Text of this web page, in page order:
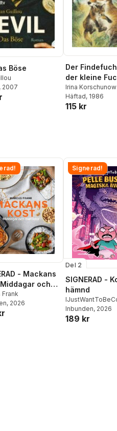
Böse
, 2007
Der
der kleine
Mutter bekam
Irina Korschunow
Häftad, 1986
115 kr
- Mackans
och
Frank
, 2026
Signerad!
Del 2
SIGNERAD -
hämnd
Adolphson,Emil
Beer ,Victor Beer
Inbunden, 2026
189 kr